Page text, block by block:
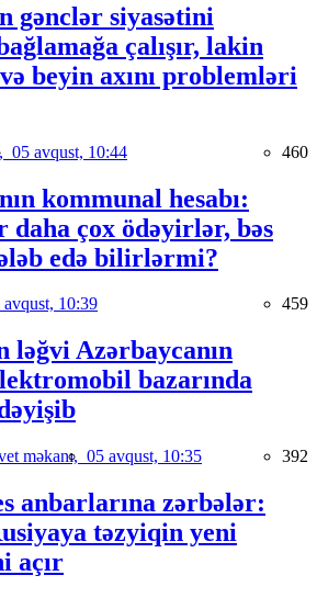
gənclər siyasətini
çalışır, lakin
beyin axını problemləri
05 avqust, 10:44 460
kommunal hesabı:
daha çox ödəyirlər, bəs
edə bilirlərmi?
avqust, 10:39 459
ləğvi Azərbaycanın
bazarında
məkanı, 05 avqust, 10:35 392
anbarlarına zərbələr:
təzyiqin yeni
açır